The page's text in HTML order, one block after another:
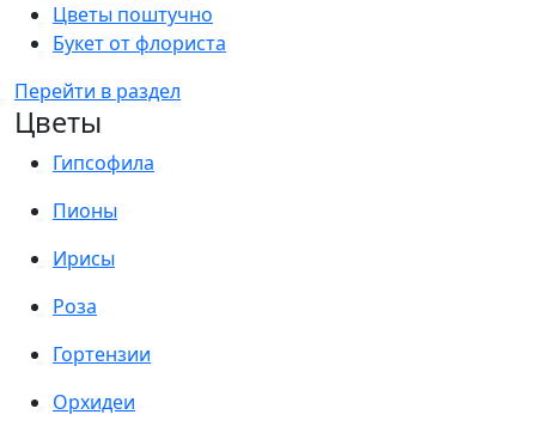
Цветы поштучно
Букет от флориста
Перейти в раздел
Цветы
Гипсофила
Пионы
Ирисы
Роза
Гортензии
Орхидеи